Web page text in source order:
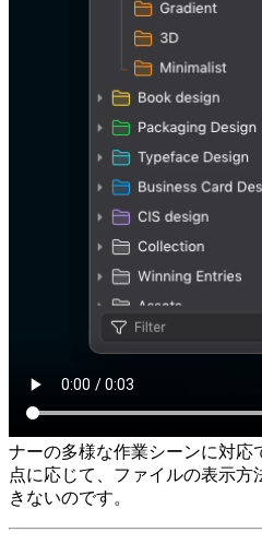
ナーの多様な作業シーンに対応
点に応じて、ファイルの表示
きないのです。